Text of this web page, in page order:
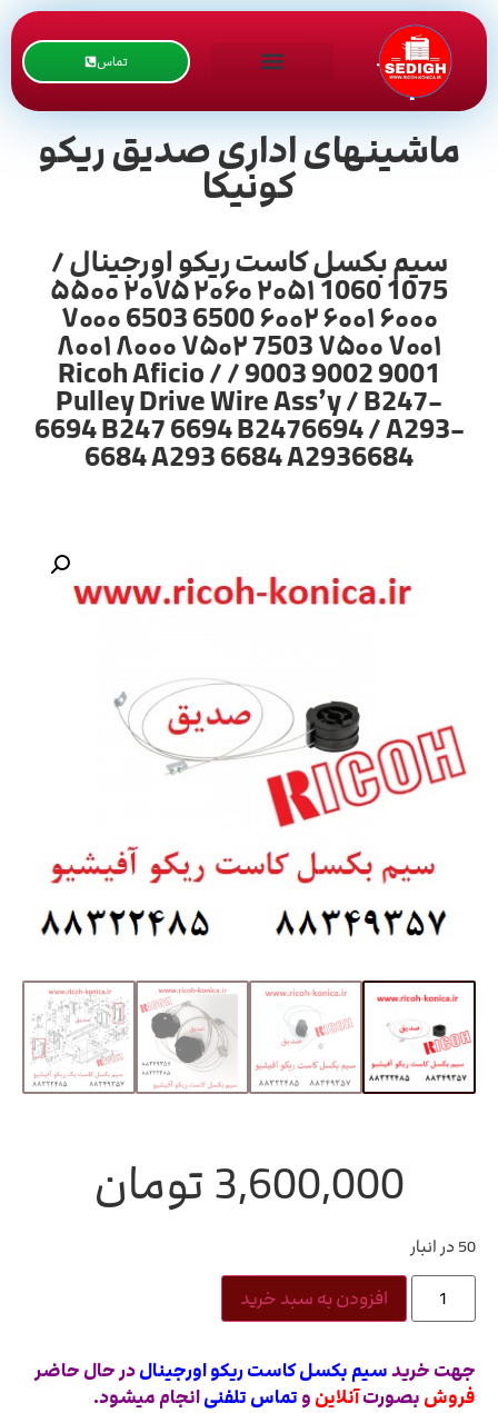
تماس
ماشینهای اداری صدیق ریکو
کونیکا
سیم بکسل کاست ریکو اورجینال /
1075 1060 ۲۰۵۱ ۲۰۶۰ ۲۰۷۵ ۵۵۰۰
۶۰۰۰ ۶۰۰۱ ۶۰۰۲ 6500 6503 ۷۰۰۰
۷۰۰۱ ۷۵۰۰ 7503 ۷۵۰۲ ۸۰۰۰ ۸۰۰۱
9001 9002 9003 / Ricoh Aficio /
Pulley Drive Wire Ass’y / B247-
6694 B247 6694 B2476694 / A293-
6684 A293 6684 A2936684
3,600,000 تومان
50 در انبار
افزودن به سبد خرید
جهت خریدسیم بکسل کاست ریکو اورجینالدر حال حاضر
فروش بصورتآنلاین و تماس تلفنیانجام میشود.